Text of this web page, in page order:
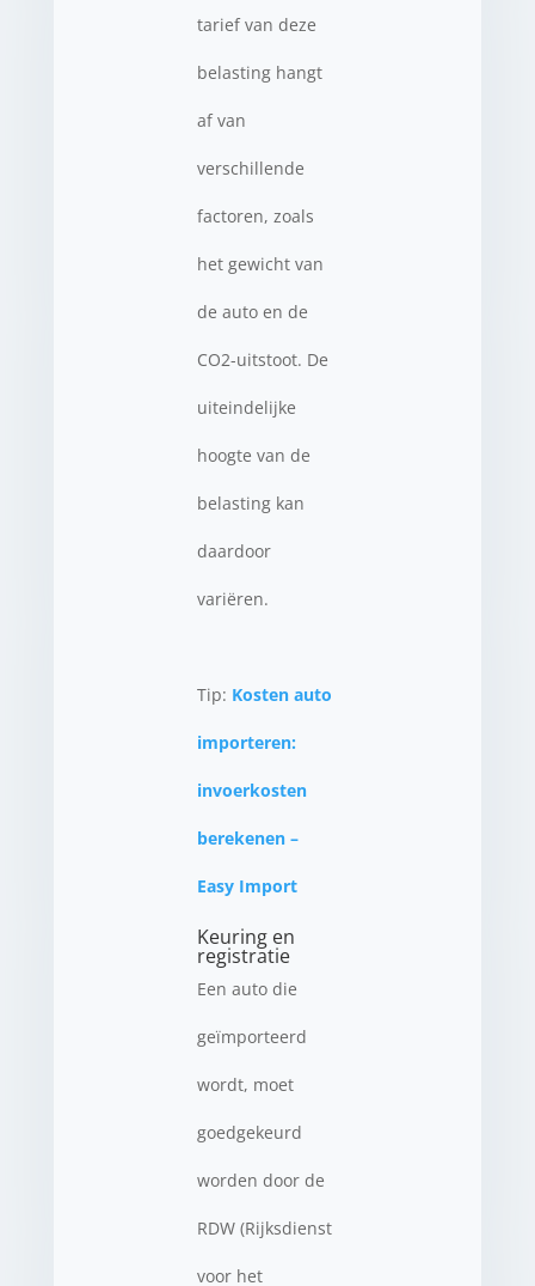
tarief van deze
belasting hangt
af van
verschillende
factoren, zoals
het gewicht van
de auto en de
CO2-uitstoot. De
uiteindelijke
hoogte van de
belasting kan
daardoor
variëren.
Tip: Kosten auto
importeren:
invoerkosten
berekenen –
Easy Import
Keuring en
registratie
Een auto die
geïmporteerd
wordt, moet
goedgekeurd
worden door de
RDW (Rijksdienst
voor het